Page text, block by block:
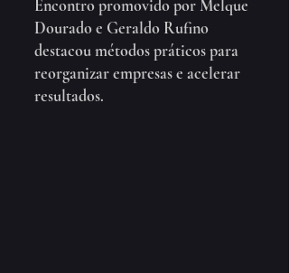
Encontro promovido por Melque
Dourado e Geraldo Rufino
destacou métodos práticos para
reorganizar empresas e acelerar
resultados.